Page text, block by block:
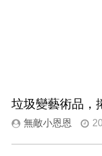
垃圾變藝術品，
無敵小恩恩